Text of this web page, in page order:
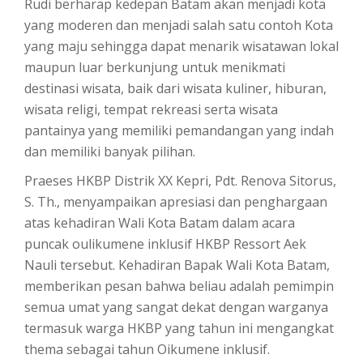
Rudi berharap kedepan Batam akan menjadi kota
yang moderen dan menjadi salah satu contoh Kota
yang maju sehingga dapat menarik wisatawan lokal
maupun luar berkunjung untuk menikmati
destinasi wisata, baik dari wisata kuliner, hiburan,
wisata religi, tempat rekreasi serta wisata
pantainya yang memiliki pemandangan yang indah
dan memiliki banyak pilihan.
Praeses HKBP Distrik XX Kepri, Pdt. Renova Sitorus,
S. Th., menyampaikan apresiasi dan penghargaan
atas kehadiran Wali Kota Batam dalam acara
puncak oulikumene inklusif HKBP Ressort Aek
Nauli tersebut. Kehadiran Bapak Wali Kota Batam,
memberikan pesan bahwa beliau adalah pemimpin
semua umat yang sangat dekat dengan warganya
termasuk warga HKBP yang tahun ini mengangkat
thema sebagai tahun Oikumene inklusif.